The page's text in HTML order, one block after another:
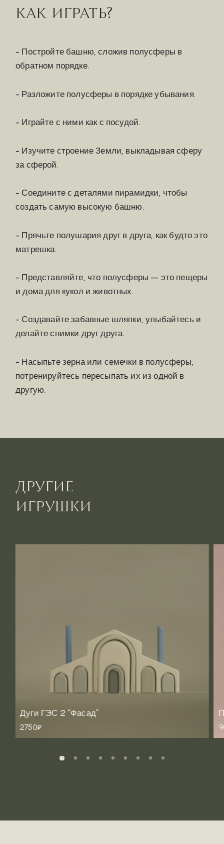
КАК ИГРАТЬ?
- Постройте башню, сложив полусферы в
обратном порядке.
- Разложите полусферы в порядке убывания.
- Играйте с ними как с посудой.
- Изучите строение Земли, выкладывая сферу
за сферой.
- Соедините с деталями пирамидки, чтобы
создать самую высокую башню.
- Прячьте полушария друг в друга, как будто это
матрешка.
- Представляйте, что полусферы – это пещеры
и дома для кукол и животных.
- Создавайте забавные шляпки, улыбайтесь и
делайте снимки друг друга.
- Насыпьте зерна или семечки в полусферы,
потренируйтесь пересыпать их из одной в
другую.
ДРУГИЕ
ИГРУШКИ
Дуги ГЭС 2 “Фасад”
2750₽